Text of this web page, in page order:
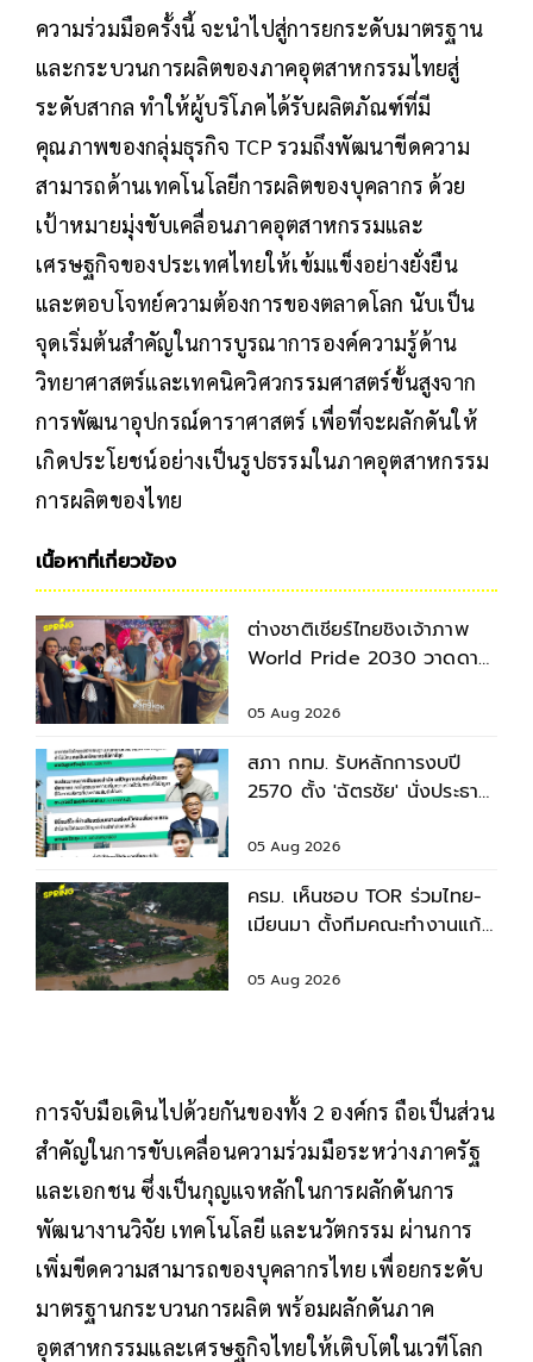
ความร่วมมือครั้งนี้ จะนำไปสู่การยกระดับมาตรฐาน
และกระบวนการผลิตของภาคอุตสาหกรรมไทยสู่
ระดับสากล ทำให้ผู้บริโภคได้รับผลิตภัณฑ์ที่มี
คุณภาพของกลุ่มธุรกิจ TCP รวมถึงพัฒนาขีดความ
สามารถด้านเทคโนโลยีการผลิตของบุคลากร ด้วย
เป้าหมายมุ่งขับเคลื่อนภาคอุตสาหกรรมและ
เศรษฐกิจของประเทศไทยให้เข้มแข็งอย่างยั่งยืน
และตอบโจทย์ความต้องการของตลาดโลก นับเป็น
จุดเริ่มต้นสำคัญในการบูรณาการองค์ความรู้ด้าน
วิทยาศาสตร์และเทคนิควิศวกรรมศาสตร์ขั้นสูงจาก
การพัฒนาอุปกรณ์ดาราศาสตร์ เพื่อที่จะผลักดันให้
เกิดประโยชน์อย่างเป็นรูปธรรมในภาคอุตสาหกรรม
การผลิตของไทย
เนื้อหาที่เกี่ยวข้อง
ต่างชาติเชียร์ไทยชิงเจ้าภาพ
World Pride 2030 วาดดาว
05 Aug 2026
สภา กทม. รับหลักการงบปี
2570 ตั้ง 'ฉัตรชัย' นั่งประธาน
05 Aug 2026
ครม. เห็นชอบ TOR ร่วมไทย-
เมียนมา ตั้งทีมคณะทำงานแก้
05 Aug 2026
การจับมือเดินไปด้วยกันของทั้ง 2 องค์กร ถือเป็นส่วน
สำคัญในการขับเคลื่อนความร่วมมือระหว่างภาครัฐ
และเอกชน ซึ่งเป็นกุญแจหลักในการผลักดันการ
พัฒนางานวิจัย เทคโนโลยี และนวัตกรรม ผ่านการ
เพิ่มขีดความสามารถของบุคลากรไทย เพื่อยกระดับ
มาตรฐานกระบวนการผลิต พร้อมผลักดันภาค
อุตสาหกรรมและเศรษฐกิจไทยให้เติบโตในเวทีโลก